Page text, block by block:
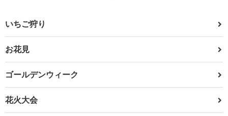
いちご狩り
お花見
ゴールデンウィーク
花火大会